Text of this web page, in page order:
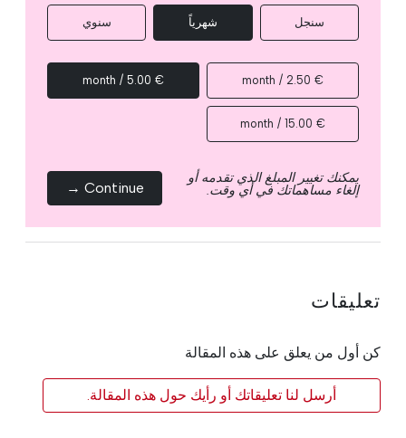
سنجل شهرياً سنوي
€ 2.50 / month
€ 5.00 / month
€ 15.00 / month
يمكنك تغيير المبلغ الذي تقدمه أو
إلغاء مساهماتك في أي وقت. Continue →
تعليقات
كن أول من يعلق على هذه المقالة
أرسل لنا تعليقاتك أو رأيك حول هذه المقالة.